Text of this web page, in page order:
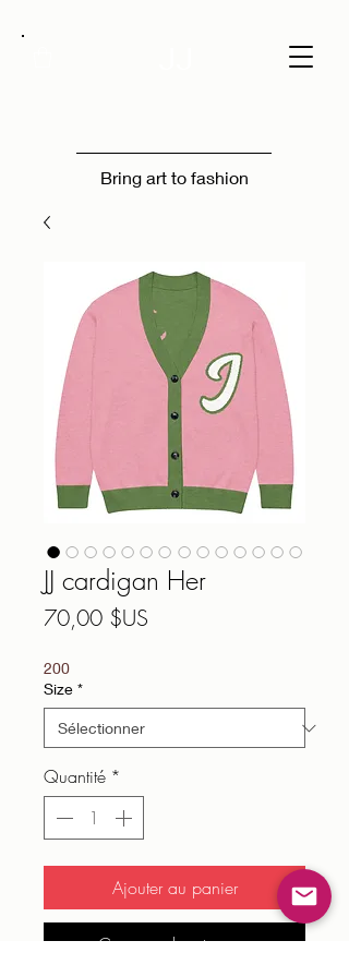
Bring art to fashion
JJ cardigan Her
70,00 $US
200
Size *
Quantité *
Ajouter au panier
Commander et payer